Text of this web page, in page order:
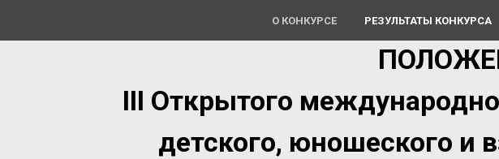
О КОНКУРСЕ РЕЗУЛЬТАТЫ КОНКУРСА
III Открытого
детского, юношеского и